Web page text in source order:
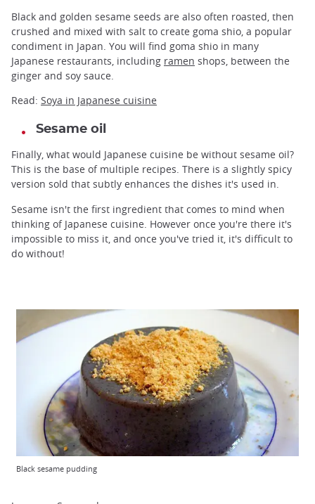
Black and golden sesame seeds are also often roasted, then
crushed and mixed with salt to create goma shio, a popular
condiment in Japan. You will find goma shio in many
Japanese restaurants, including ramen shops, between the
ginger and soy sauce.
Read: Soya in Japanese cuisine
Sesame oil
Finally, what would Japanese cuisine be without sesame oil?
This is the base of multiple recipes. There is a slightly spicy
version sold that subtly enhances the dishes it's used in.
Sesame isn't the first ingredient that comes to mind when
thinking of Japanese cuisine. However once you're there it's
impossible to miss it, and once you've tried it, it's difficult to
do without!
Black sesame pudding